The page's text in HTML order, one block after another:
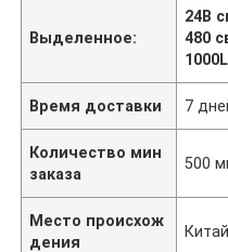
Выделенное:
24В
480
Время доставки 7
Количество мин
заказа
500
Место происхож
дения
Китай